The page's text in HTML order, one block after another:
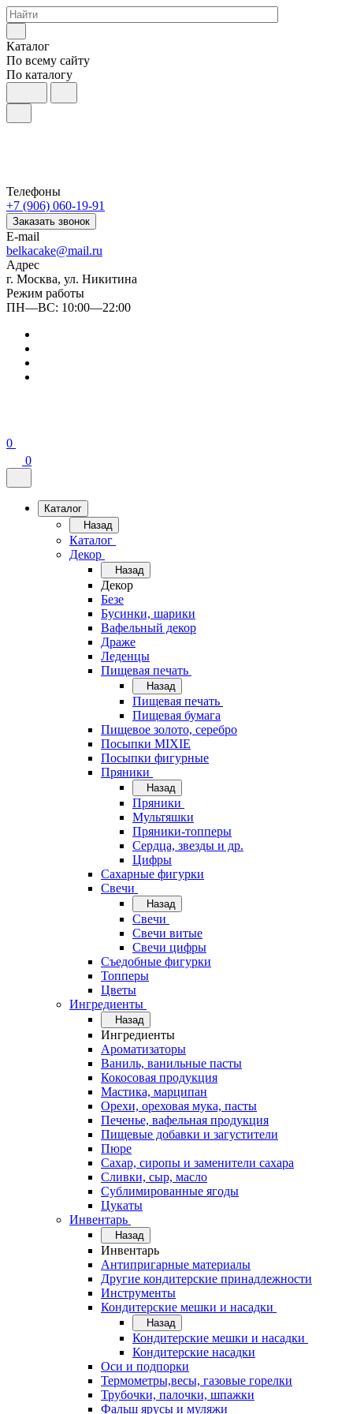
Каталог
По всему сайту
По каталогу
Телефоны
+7 (906) 060-19-91
Заказать звонок
E-mail
belkacake@mail.ru
Адрес
г. Москва, ул. Никитина
Режим работы
ПН—ВС: 10:00—22:00
0
0
Каталог
Назад
Каталог
Декор
Назад
Декор
Безе
Бусинки, шарики
Вафельный декор
Драже
Леденцы
Пищевая печать
Назад
Пищевая печать
Пищевая бумага
Пищевое золото, серебро
Посыпки MIXIE
Посыпки фигурные
Пряники
Назад
Пряники
Мультяшки
Пряники-топперы
Сердца, звезды и др.
Цифры
Сахарные фигурки
Свечи
Назад
Свечи
Свечи витые
Свечи цифры
Съедобные фигурки
Топперы
Цветы
Ингредиенты
Назад
Ингредиенты
Ароматизаторы
Ваниль, ванильные пасты
Кокосовая продукция
Мастика, марципан
Орехи, ореховая мука, пасты
Печенье, вафельная продукция
Пищевые добавки и загустители
Пюре
Сахар, сиропы и заменители сахара
Сливки, сыр, масло
Сублимированные ягоды
Цукаты
Инвентарь
Назад
Инвентарь
Антипригарные материалы
Другие кондитерские принадлежности
Инструменты
Кондитерские мешки и насадки
Назад
Кондитерские мешки и насадки
Кондитерские насадки
Оси и подпорки
Термометры,весы, газовые горелки
Трубочки, палочки, шпажки
Фальш ярусы и муляжи